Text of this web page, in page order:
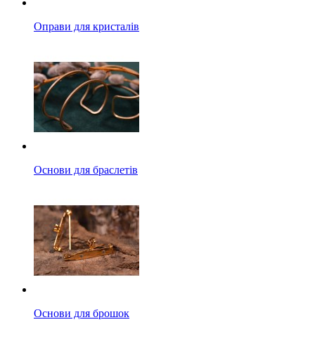
Оправи для кристалів
Основи для браслетів
Основи для брошок